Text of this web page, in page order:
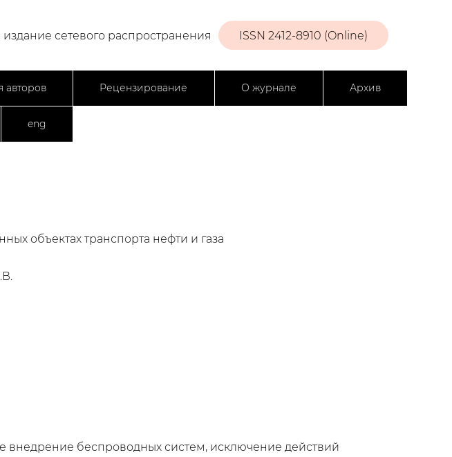
ISSN 2412-8910 (Online)
сетевого распространения
авторов Рецензирование О журнале Архив
eng
объектах транспорта нефти и газа
беспроводных систем, исключение действий